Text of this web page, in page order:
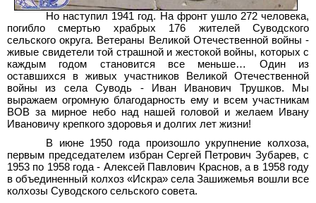
Но наступил 1941 год. На фронт ушло 272 человека,
погибло смертью храбрых 176 жителей Суводского
сельского округа. Ветераны Великой Отечественной войны -
живые свидетели той страшной и жестокой войны, которых с
каждым годом становится все меньше… Один из
оставшихся в живых участников Великой Отечественной
войны из села Суводь - Иван Иванович Трушков. Мы
выражаем огромную благодарность ему и всем участникам
ВОВ за мирное небо над нашей головой и желаем Ивану
Ивановичу крепкого здоровья и долгих лет жизни!
В июне 1950 года произошло укрупнение колхоза,
первым председателем избран Сергей Петрович Зубарев, с
1953 по 1958 года - Алексей Павлович Краснов, а в 1958 году
в объединенный колхоз «Искра» села Зашижемья вошли все
колхозы Суводского сельского совета.